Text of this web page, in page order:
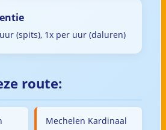
(spits), 1x per uur (daluren)
route:
Mechelen Kardinaal